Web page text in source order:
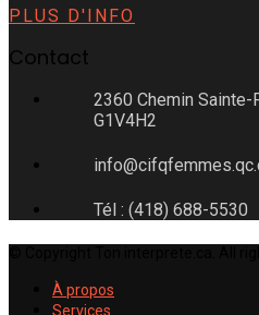
PLUS D'INFO
Contact
2360 Chemin Sainte-
G1V4H2
Tél : (418) 688-5530
À propos
Services